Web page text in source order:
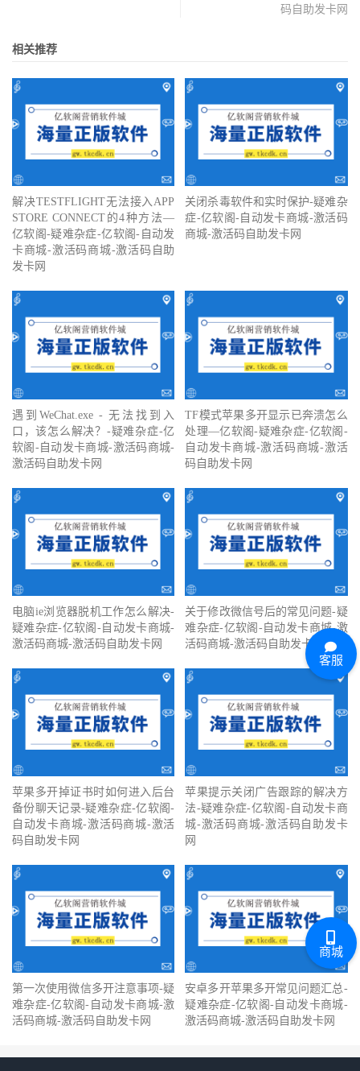
码自助发卡网
相关推荐
解决TESTFLIGHT无法接入APP
STORE CONNECT的4种方法—
亿软阁-疑难杂症-亿软阁-自动发
卡商城-激活码商城-激活码自助
发卡网
关闭杀毒软件和实时保护-疑难杂
症-亿软阁-自动发卡商城-激活码
商城-激活码自助发卡网
遇到WeChat.exe - 无法找到入
口，该怎么解决？-疑难杂症-亿
软阁-自动发卡商城-激活码商城-
激活码自助发卡网
TF模式苹果多开显示已奔溃怎么
处理—亿软阁-疑难杂症-亿软阁-
自动发卡商城-激活码商城-激活
码自助发卡网
电脑ie浏览器脱机工作怎么解决-
疑难杂症-亿软阁-自动发卡商城-
激活码商城-激活码自助发卡网
关于修改微信号后的常见问题-疑
难杂症-亿软阁-自动发卡商城-激
活码商城-激活码自助发卡网
苹果多开掉证书时如何进入后台
备份聊天记录-疑难杂症-亿软阁-
自动发卡商城-激活码商城-激活
码自助发卡网
苹果提示关闭广告跟踪的解决方
法-疑难杂症-亿软阁-自动发卡商
城-激活码商城-激活码自助发卡
网
第一次使用微信多开注意事项-疑
难杂症-亿软阁-自动发卡商城-激
活码商城-激活码自助发卡网
安卓多开苹果多开常见问题汇总-
疑难杂症-亿软阁-自动发卡商城-
激活码商城-激活码自助发卡网
客服
商城